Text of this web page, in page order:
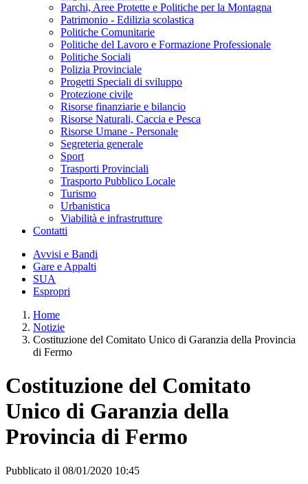
Parchi, Aree Protette e Politiche per la Montagna
Patrimonio - Edilizia scolastica
Politiche Comunitarie
Politiche del Lavoro e Formazione Professionale
Politiche Sociali
Polizia Provinciale
Progetti Speciali di sviluppo
Protezione civile
Risorse finanziarie e bilancio
Risorse Naturali, Caccia e Pesca
Risorse Umane - Personale
Segreteria generale
Sport
Trasporti Provinciali
Trasporto Pubblico Locale
Turismo
Urbanistica
Viabilità e infrastrutture
Contatti
Avvisi e Bandi
Gare e Appalti
SUA
Espropri
Home
Notizie
Costituzione del Comitato Unico di Garanzia della Provincia
di Fermo
Costituzione del Comitato
Unico di Garanzia della
Provincia di Fermo
Pubblicato il 08/01/2020 10:45